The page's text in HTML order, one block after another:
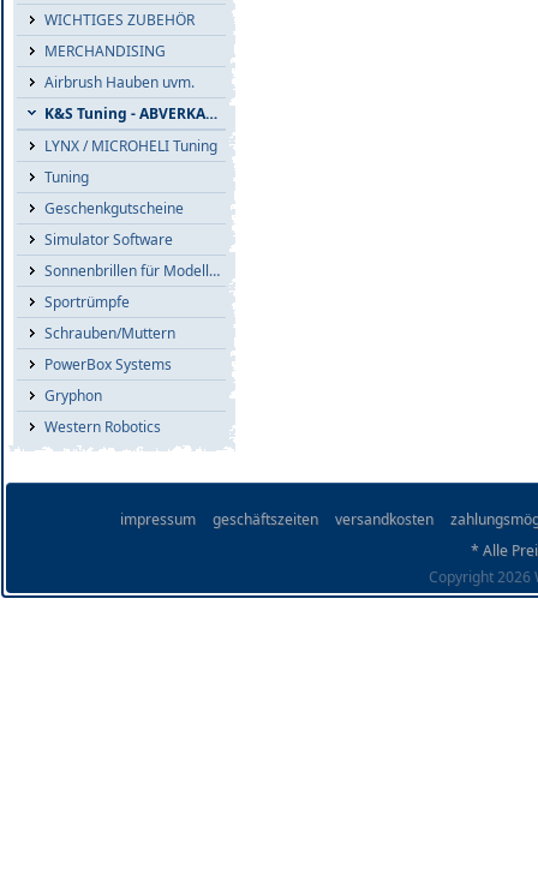
WICHTIGES ZUBEHÖR
MERCHANDISING
Airbrush Hauben uvm.
K&S Tuning - ABVERKAUF
LYNX / MICROHELI Tuning
Tuning
Geschenkgutscheine
Simulator Software
Sonnenbrillen für Modellflieger
Sportrümpfe
Schrauben/Muttern
PowerBox Systems
Gryphon
Western Robotics
impressum geschäftszeiten versandkosten
* Alle
Copyright 2026